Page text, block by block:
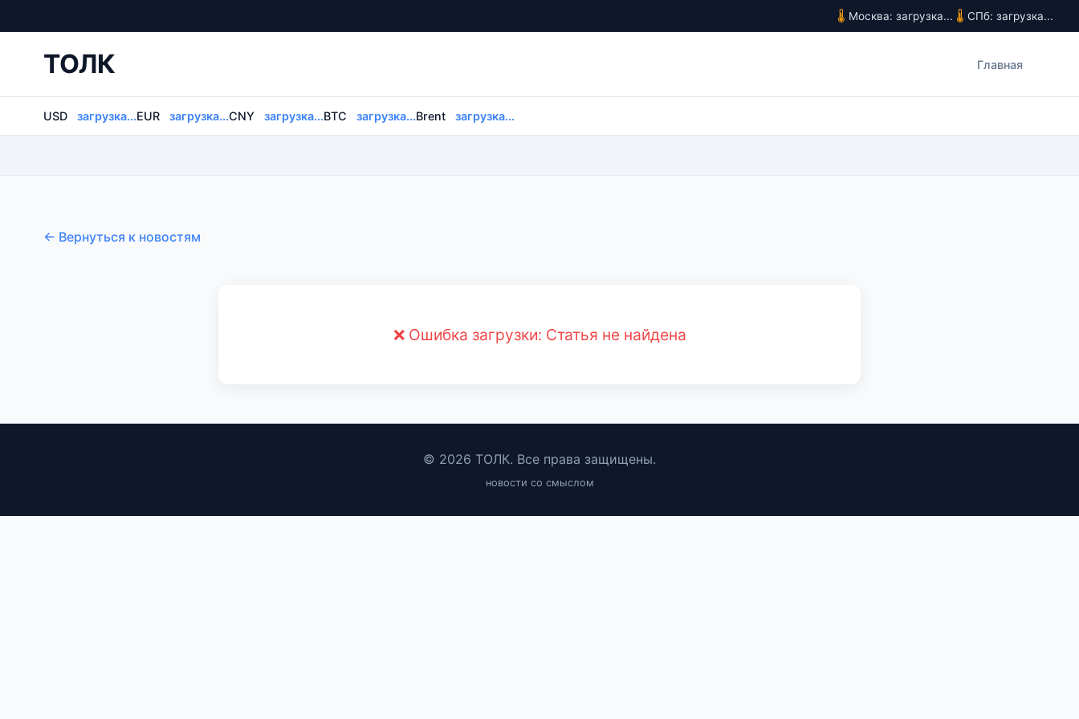
Москва: загрузка... СПб: загрузка...
ТОЛК Главная
USD загрузка...EUR загрузка...CNY загрузка...BTC загрузка...Brent загрузка...
← Вернуться к новостям
❌ Ошибка загрузки: Статья не найдена
© 2026 ТОЛК. Все права защищены.
новости со смыслом